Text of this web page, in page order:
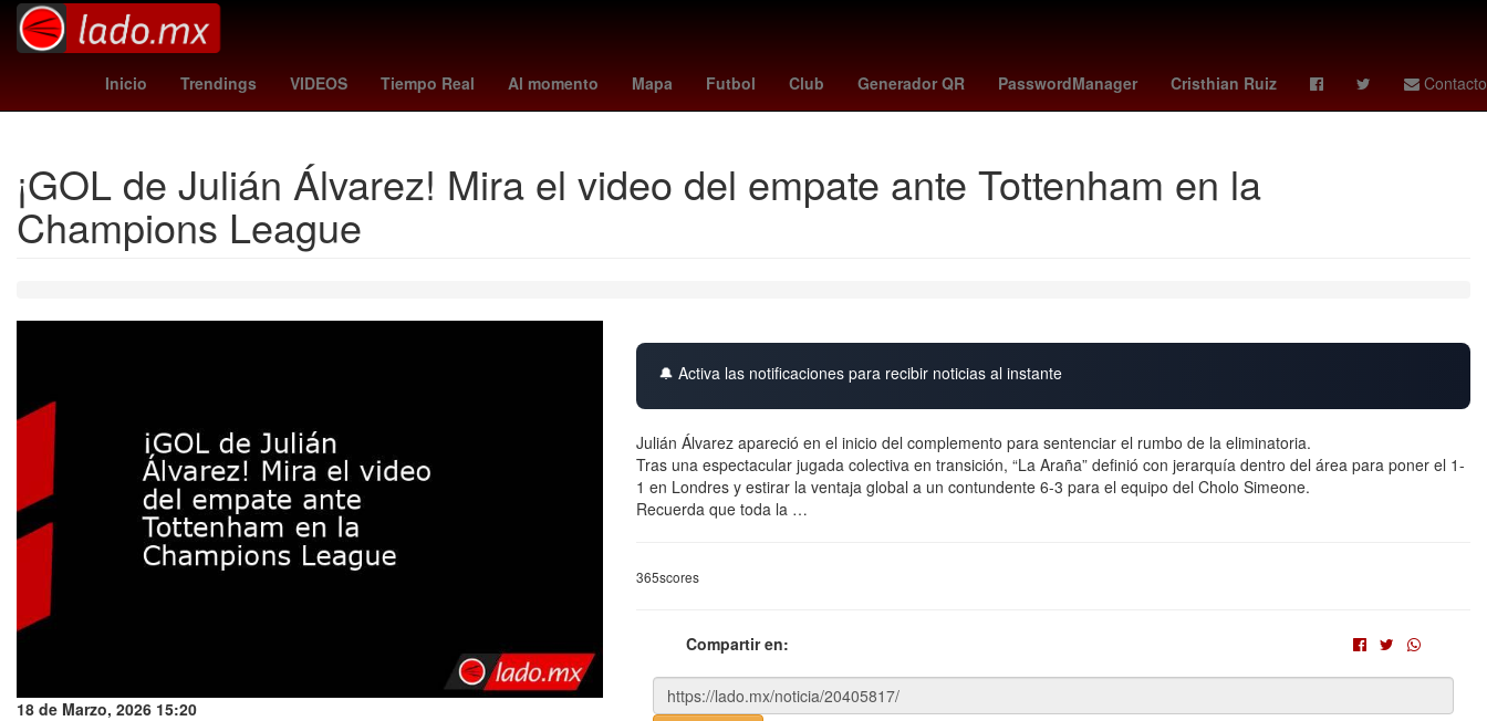
Inicio Trendings VIDEOS Tiempo Real Al momento Mapa Futbol Club Generador QR PasswordManager Cristhian Ruiz Contacto
Morena Juegos Olímpicos de París 2024 Inmueble Baloncesto Tribunal Electoral del Poder Judicial de la Federación 2024 Proyecto Enfermedad respiratoria Lionel Messi
¡GOL de Julián Álvarez! Mira el video del empate ante Tottenham en la
Champions League
18 de Marzo, 2026 15:20
🔔 Activa las notificaciones para recibir noticias al instante
Julián Álvarez apareció en el inicio del complemento para sentenciar el rumbo de la eliminatoria.
Tras una espectacular jugada colectiva en transición, “La Araña” definió con jerarquía dentro del área para poner el 1-
1 en Londres y estirar la ventaja global a un contundente 6-3 para el equipo del Cholo Simeone.
Recuerda que toda la …
365scores
Compartir en: